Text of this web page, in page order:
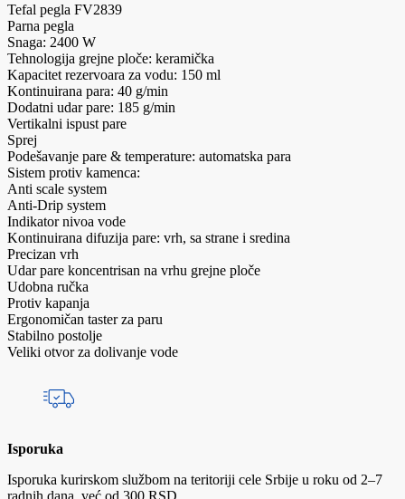
Tefal pegla FV2839
Parna pegla
Snaga: 2400 W
Tehnologija grejne ploče: keramička
Kapacitet rezervoara za vodu: 150 ml
Kontinuirana para: 40 g/min
Dodatni udar pare: 185 g/min
Vertikalni ispust pare
Sprej
Podešavanje pare & temperature: automatska para
Sistem protiv kamenca:
Anti scale system
Anti-Drip system
Indikator nivoa vode
Kontinuirana difuzija pare: vrh, sa strane i sredina
Precizan vrh
Udar pare koncentrisan na vrhu grejne ploče
Udobna ručka
Protiv kapanja
Ergonomičan taster za paru
Stabilno postolje
Veliki otvor za dolivanje vode
Isporuka
Isporuka kurirskom službom na teritoriji cele Srbije u roku od 2–7
radnih dana, već od 300 RSD.